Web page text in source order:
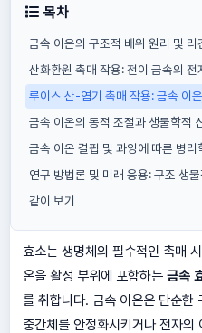
목차
금속 이온의 구조적 배위 원리 및 리
산화환원 촉매 작용: 전이 금속의 전
루이스 산-염기 촉매 작용: 금속 이
금속 이온의 동적 조절과 생물학적
금속 이온 결핍 및 과잉에 따른 병리
연구 방법론 및 미래 응용: 구조 생
같이 보기
효소는 생명체의 필수적인 촉매
온을 활성 부위에 포함하는 금속
를 취합니다. 금속 이온은 단순한
중간체를 안정화시키거나 전자의